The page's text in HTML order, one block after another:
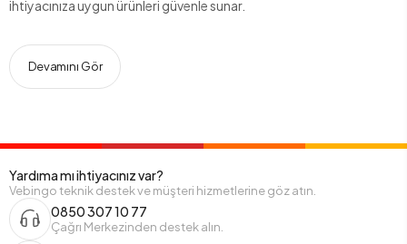
ihtiyacınıza uygun ürünleri güvenle sunar.
Devamını Gör
Yardıma mı ihtiyacınız var?
Vebingo teknik destek ve müşteri hizmetlerine göz atın.
0850 307 10 77
Çağrı Merkezinden destek alın.